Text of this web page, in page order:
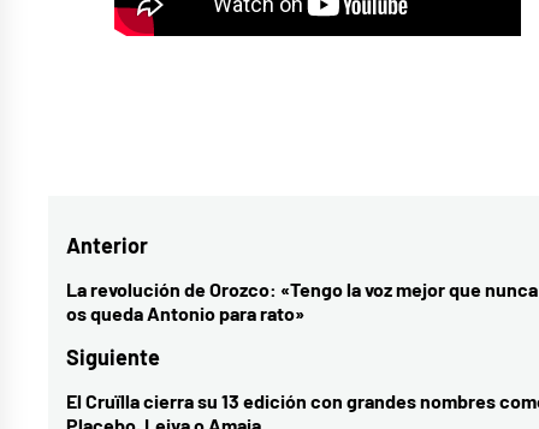
Cali
El
Dandee
españa,
Navegación
de
entradas
Anterior
Entrada
anterior:
La revolución de Orozco: «Tengo la voz mejor que
os queda Antonio para rato»
Siguiente
Entrada
El Cruïlla cierra su 13 edición con grandes nombres